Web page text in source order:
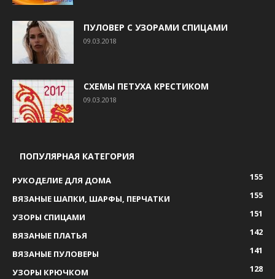
ПУЛОВЕР С УЗОРАМИ СПИЦАМИ
09.03.2018
СХЕМЫ ПЕТУХА КРЕСТИКОМ
09.03.2018
ПОПУЛЯРНАЯ КАТЕГОРИЯ
РУКОДЕЛИЕ ДЛЯ ДОМА
155
ВЯЗАНЫЕ ШАПКИ, ШАРФЫ, ПЕРЧАТКИ
155
УЗОРЫ СПИЦАМИ
151
ВЯЗАНЫЕ ПЛАТЬЯ
142
ВЯЗАНЫЕ ПУЛОВЕРЫ
141
УЗОРЫ КРЮЧКОМ
128